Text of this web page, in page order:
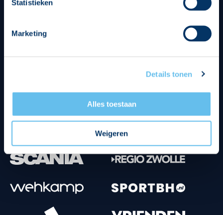
Statistieken
Marketing
Details tonen
Alles toestaan
Weigeren